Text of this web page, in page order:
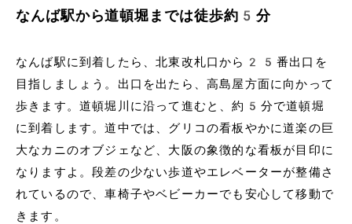
なんば駅から道頓堀までは徒歩約5分
なんば駅に到着したら、北東改札口から25番出口を
目指しましょう。出口を出たら、高島屋方面に向かって
歩きます。道頓堀川に沿って進むと、約5分で道頓堀
に到着します。道中では、グリコの看板やかに道楽の巨
大なカニのオブジェなど、大阪の象徴的な看板が目印に
なりますよ。段差の少ない歩道やエレベーターが整備さ
れているので、車椅子やベビーカーでも安心して移動で
きます。